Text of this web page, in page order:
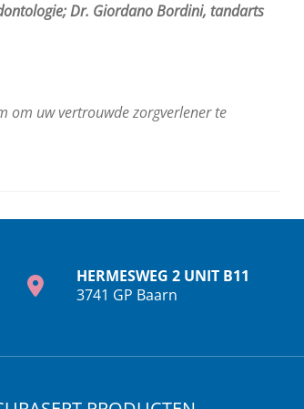
Dr. Giordano Bordini, tandarts
om uw vertrouwde zorgverlener te
HERMESWEG 2 UNIT B11
3741 GP Baarn